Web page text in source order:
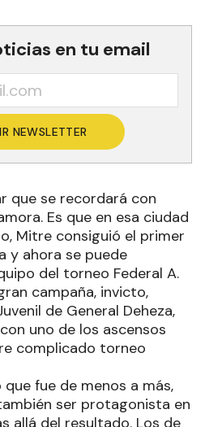
en tu email
NEWSLETTER
que se recordará con
Es que en esa ciudad
Mitre consiguió el primer
y ahora se puede
del torneo Federal A.
campaña, invicto,
de General Deheza,
uno de los ascensos
complicado torneo
fue de menos a más,
ser protagonista en
allá del resultado. Los de